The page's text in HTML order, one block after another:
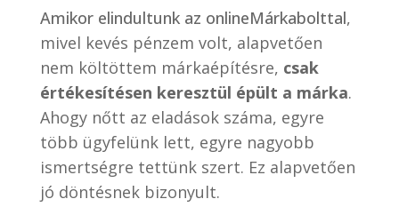
Amikor elindultunk az onlineMárkabolttal,
mivel kevés pénzem volt, alapvetően
nem költöttem márkaépítésre, csak
értékesítésen keresztül épült a márka.
Ahogy nőtt az eladások száma, egyre
több ügyfelünk lett, egyre nagyobb
ismertségre tettünk szert. Ez alapvetően
jó döntésnek bizonyult.